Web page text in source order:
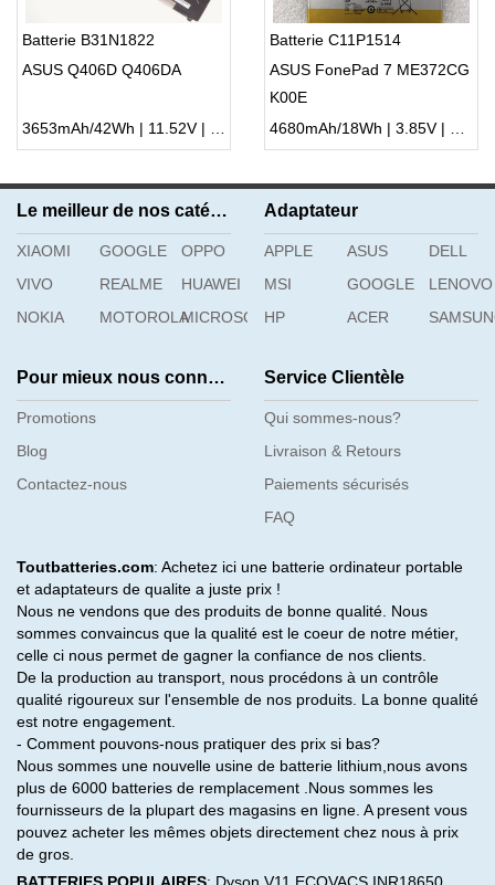
Batterie B31N1822
ASUS Q406D Q406DA
3653mAh/42Wh | 11.52V | Li-ion ...
Batterie C11P1514
ASUS FonePad 7 ME372CG
K00E
4680mAh/18Wh | 3.85V | Li-ion ...
Le meilleur de nos catégories
XIAOMI GOOGLE
OPPO
VIVO
REALME
HUAWEI
NOKIA
MOTOROLAMICROSOFT
Adaptateur
APPLE ASUS
DELL
MSI
GOOGLE
LENOVO
HP
ACER
Pour mieux nous connaître
Promotions
Blog
Contactez-nous
Service Clientèle
Qui sommes-nous?
Livraison & Retours
Paiements sécurisés
FAQ
Toutbatteries.com: Achetez ici une batterie ordinateur portable
et adaptateurs de qualite a juste prix !
Nous ne vendons que des produits de bonne qualité. Nous
sommes convaincus que la qualité est le coeur de notre métier,
celle ci nous permet de gagner la confiance de nos clients.
De la production au transport, nous procédons à un contrôle
qualité rigoureux sur l'ensemble de nos produits. La bonne qualité
est notre engagement.
- Comment pouvons-nous pratiquer des prix si bas?
Nous sommes une nouvelle usine de batterie lithium,nous avons
plus de 6000 batteries de remplacement .Nous sommes les
fournisseurs de la plupart des magasins en ligne. A present vous
pouvez acheter les mêmes objets directement chez nous à prix
de gros.